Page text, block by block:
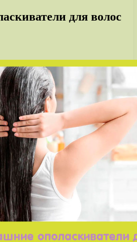
для волос